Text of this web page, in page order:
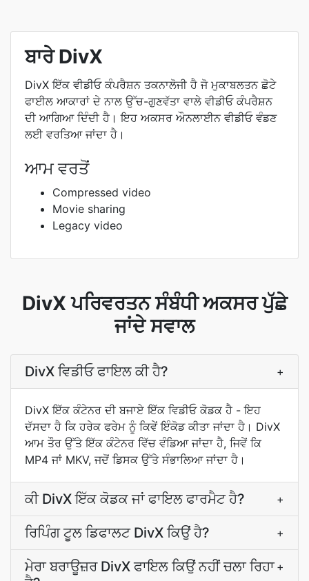
ਬਾਰੇ DivX
DivX ਇੱਕ ਵੀਡੀਓ ਕੰਪਰੈਸ਼ਨ ਤਕਨਾਲੋਜੀ ਹੈ ਜੋ ਮੁਕਾਬਲਤਨ ਛੋਟੇ
ਫਾਈਲ ਆਕਾਰਾਂ ਦੇ ਨਾਲ ਉੱਚ-ਗੁਣਵੱਤਾ ਵਾਲੇ ਵੀਡੀਓ ਕੰਪਰੈਸ਼ਨ
ਦੀ ਆਗਿਆ ਦਿੰਦੀ ਹੈ। ਇਹ ਅਕਸਰ ਔਨਲਾਈਨ ਵੀਡੀਓ ਵੰਡਣ
ਲਈ ਵਰਤਿਆ ਜਾਂਦਾ ਹੈ।
ਆਮ ਵਰਤੋਂ
Compressed video
Movie sharing
Legacy video
DivX ਪਰਿਵਰਤਨ ਸੰਬੰਧੀ ਅਕਸਰ ਪੁੱਛੇ
ਜਾਂਦੇ ਸਵਾਲ
DivX ਵਿਡੀਓ ਫਾਇਲ ਕੀ ਹੈ? +
DivX ਇੱਕ ਕੰਟੇਨਰ ਦੀ ਬਜਾਏ ਇੱਕ ਵਿਡੀਓ ਕੋਡਕ ਹੈ - ਇਹ
ਦੱਸਦਾ ਹੈ ਕਿ ਹਰੇਕ ਫਰੇਮ ਨੂੰ ਕਿਵੇਂ ਇੰਕੋਡ ਕੀਤਾ ਜਾਂਦਾ ਹੈ। DivX
ਆਮ ਤੌਰ ਉੱਤੇ ਇੱਕ ਕੰਟੇਨਰ ਵਿੱਚ ਵੰਡਿਆ ਜਾਂਦਾ ਹੈ, ਜਿਵੇਂ ਕਿ
MP4 ਜਾਂ MKV, ਜਦੋਂ ਡਿਸਕ ਉੱਤੇ ਸੰਭਾਲਿਆ ਜਾਂਦਾ ਹੈ।
ਕੀ DivX ਇੱਕ ਕੋਡਕ ਜਾਂ ਫਾਇਲ ਫਾਰਮੈਟ ਹੈ? +
ਰਿਪਿੰਗ ਟੂਲ ਡਿਫਾਲਟ DivX ਕਿਉਂ ਹੈ? +
ਮੇਰਾ ਬਰਾਊਜ਼ਰ DivX ਫਾਇਲ ਕਿਉਂ ਨਹੀਂ ਚਲਾ ਰਿਹਾ +